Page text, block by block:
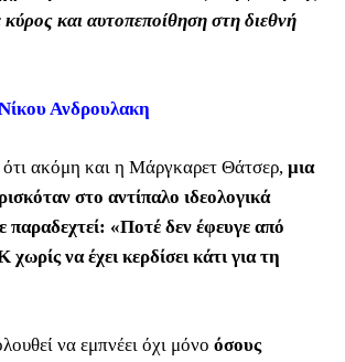
και αυτοπεποίθηση στη διεθνή
Ανδρουλακη
ότι ακόμη και η Μάργκαρετ Θάτσερ, μια
στο αντίπαλο ιδεολογικά
παραδεχτεί: «Ποτέ δεν έφευγε από
να έχει κερδίσει κάτι για τη
να εμπνέει όχι μόνο όσους